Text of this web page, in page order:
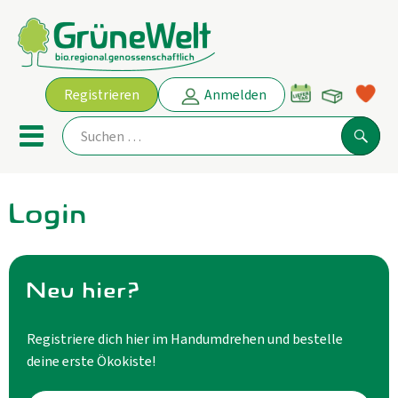
Registrieren Anmelden
Mobiles Menu öffnen oder
Angebot
AKTUELLE ANGEBOTE
Login
Neu hier?
Registriere dich hier im Handumdrehen und bestelle
deine erste Ökokiste!